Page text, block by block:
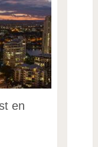
en